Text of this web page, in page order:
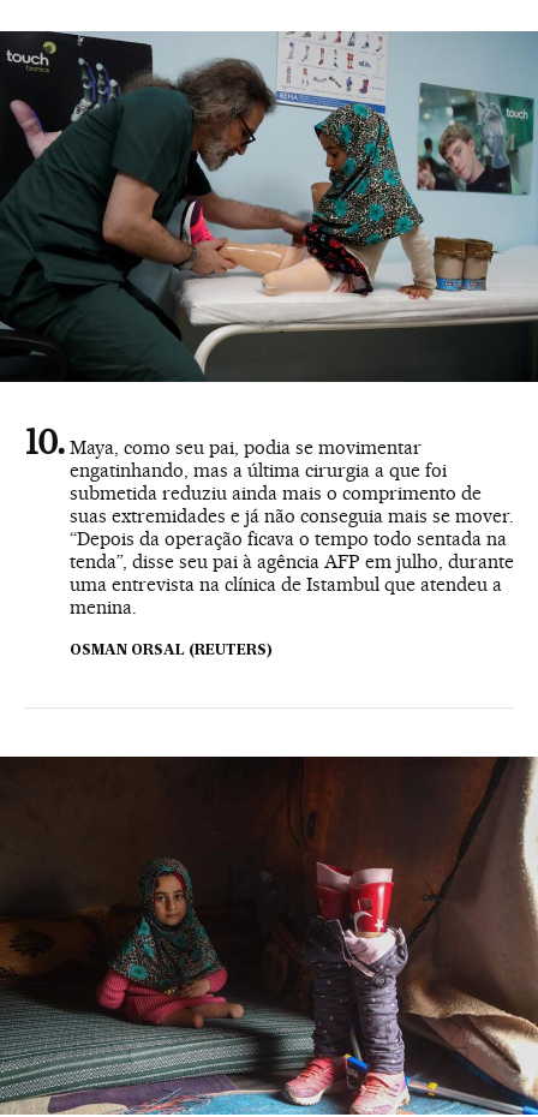
Maya, como seu pai, podia se movimentar
engatinhando, mas a última cirurgia a que foi
submetida reduziu ainda mais o comprimento de
suas extremidades e já não conseguia mais se mover.
“Depois da operação ficava o tempo todo sentada na
tenda”, disse seu pai à agência AFP em julho, durante
uma entrevista na clínica de Istambul que atendeu a
menina.
OSMAN ORSAL (REUTERS)